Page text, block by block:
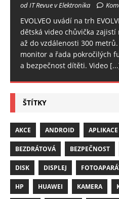
od IT Revue v Elektronika
EVOLVEO uvádí na trh
dětská video chůvička
až do vzdálenosti 300
monitor a řada pokročilých
a bezpečnost dítěti. Video
ŠTÍTKY
AKCE ANDROID APLIKACE
BEZDRÁTOVÁ BEZPEČNOST
DISK DISPLEJ
HP HUAWEI KAMERA